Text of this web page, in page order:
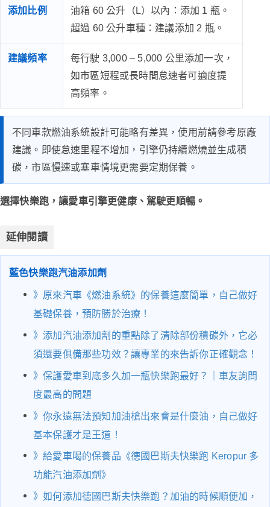
添加比例
油箱 60 公升（L）以內：添加 1 瓶。
超過 60 公升車種：建議添加 2 瓶。
建議頻率
每行駛 3,000 – 5,000 公里添加一次，
如市區短程或長時間怠速者可適度提
高頻率。
不同車款燃油系統設計可能略有差異，使用前請參考原廠
建議。即使怠速里程不增加，引擎仍持續燃燒並生成積
碳，市區慢速或塞車情境更需要定期保養。
選擇快樂跑，讓愛車引擎更健康、駕駛更順暢。
延伸閱讀
藍色快樂跑汽油添加劑
》 原來汽車《燃油系統》的保養這麼簡單，自己做好
基礎保養，預防勝於治療！
》添加汽油添加劑的重點除了清除部份積碳外，它必
須還要俱備那些功效？讓專業的來告訴你正確觀念！
》保護愛車到底多久加一瓶快樂跑最好？｜車友詢問
度最高的問題
》你永遠無法預知加油槍出來會是什麼油，自己做好
基本保護才是王道！
》給愛車喝的保養品《德國巴斯夫快樂跑 Keropur 多
功能汽油添加劑》
》如何添加德國巴斯夫快樂跑？加油的時候順便加，